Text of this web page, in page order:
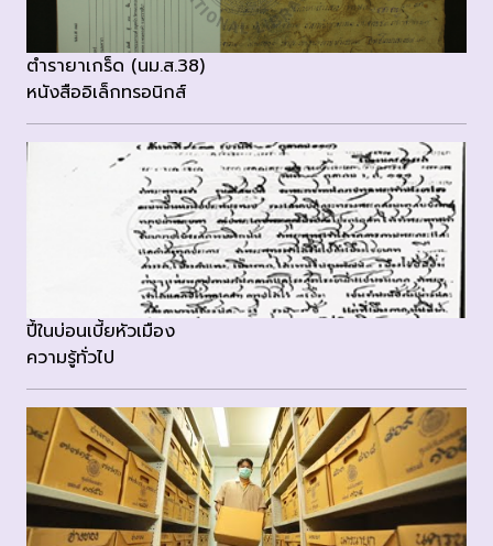
ตำรายาเกร็ด (นม.ส.38)
หนังสืออิเล็กทรอนิกส์
ปี้ในบ่อนเบี้ยหัวเมือง
ความรู้ทั่วไป